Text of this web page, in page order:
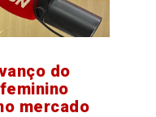
do
mercado